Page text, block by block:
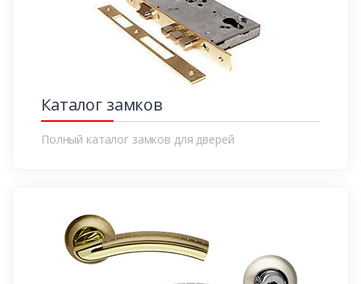
Каталог замков
Полный каталог замков для дверей